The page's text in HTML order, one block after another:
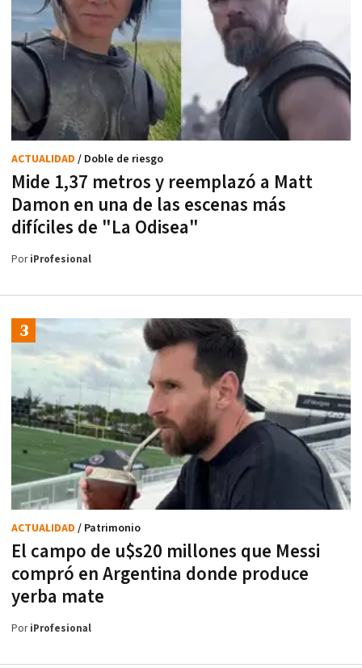
Mide 1,37 metros y reemplazó a Matt
Damon en una de las escenas más
difíciles de "La Odisea"
ACTUALIDAD / Doble de riesgo
PoriProfesional
El campo de u$s20 millones que Messi
compró en Argentina donde produce
yerba mate
ACTUALIDAD / Patrimonio
PoriProfesional